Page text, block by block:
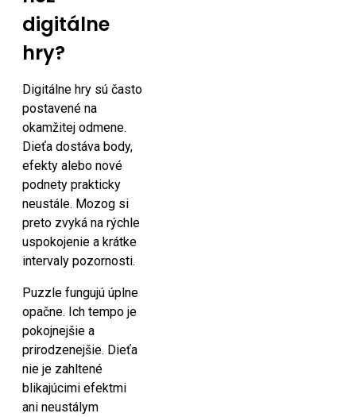
digitálne
hry?
Digitálne hry sú často
postavené na
okamžitej odmene.
Dieťa dostáva body,
efekty alebo nové
podnety prakticky
neustále. Mozog si
preto zvyká na rýchle
uspokojenie a krátke
intervaly pozornosti.
Puzzle fungujú úplne
opačne. Ich tempo je
pokojnejšie a
prirodzenejšie. Dieťa
nie je zahltené
blikajúcimi efektmi
ani neustálym